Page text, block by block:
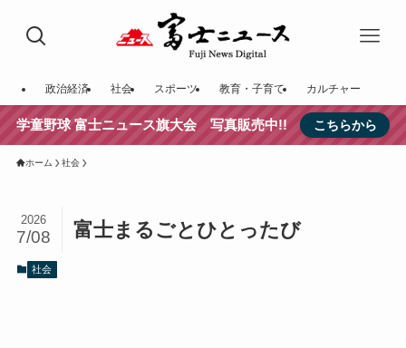
政治経済 社会 スポーツ 教育・子育て カルチャー
学童野球 富士ニュース旗大会 写真販売中!! こちらから
ホーム 社会
富士まるごとひとったび
2026
7/08
社会